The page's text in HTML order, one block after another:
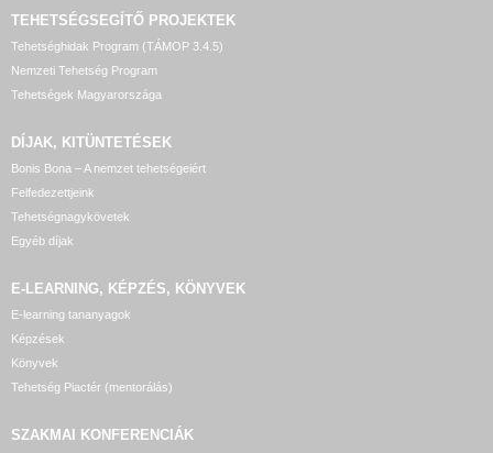
TEHETSÉGSEGÍTŐ PROJEKTEK
Tehetséghidak Program (TÁMOP 3.4.5)
Nemzeti Tehetség Program
Tehetségek Magyarországa
DÍJAK, KITÜNTETÉSEK
Bonis Bona – A nemzet tehetségeiért
Felfedezettjeink
Tehetségnagykövetek
Egyéb díjak
E-LEARNING, KÉPZÉS, KÖNYVEK
E-learning tananyagok
Képzések
Könyvek
Tehetség Piactér (mentorálás)
SZAKMAI KONFERENCIÁK